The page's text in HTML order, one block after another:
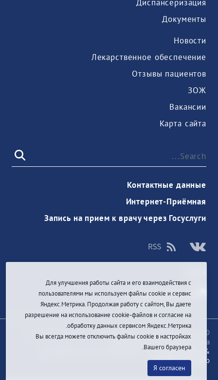
Диспансеризация
Документы
Новости
Лекарственное обеспечение
Отзывы пациентов
ЗОЖ
Вакансии
Карта сайта
Контактные данные
Интернет-Приёмная
Запись на прием к врачу через Госуслуги
© При цитировании информации с сайта ссылка на
первоисточник обязательна
Разработка и техподдержка сайтаBars-Penza &
Pragmatic Studio
Для улучшения работы сайта и его взаимодействия с
пользователями мы используем файлы cookie и сервис
Яндекс.Метрика. Продолжая работу с сайтом, Вы даете
разрешение на использование cookie-файлов и согласие на
обработку данных сервисом Яндекс.Метрика.
Вы всегда можете отключить файлы cookie в настройках
Вашего браузера.
Я согласен